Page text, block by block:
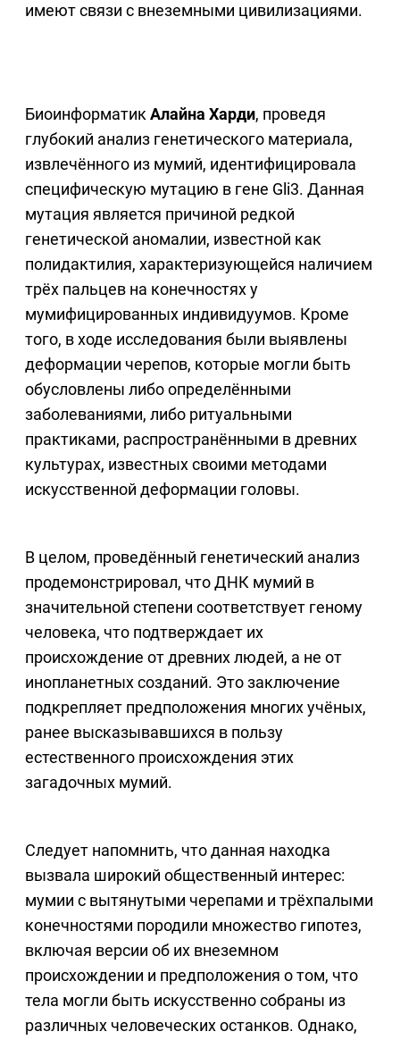
имеют связи с внеземными цивилизациями.
Биоинформатик Алайна Харди, проведя
глубокий анализ генетического материала,
извлечённого из мумий, идентифицировала
специфическую мутацию в гене Gli3. Данная
мутация является причиной редкой
генетической аномалии, известной как
полидактилия, характеризующейся наличием
трёх пальцев на конечностях у
мумифицированных индивидуумов. Кроме
того, в ходе исследования были выявлены
деформации черепов, которые могли быть
обусловлены либо определёнными
заболеваниями, либо ритуальными
практиками, распространёнными в древних
культурах, известных своими методами
искусственной деформации головы.
В целом, проведённый генетический анализ
продемонстрировал, что ДНК мумий в
значительной степени соответствует геному
человека, что подтверждает их
происхождение от древних людей, а не от
инопланетных созданий. Это заключение
подкрепляет предположения многих учёных,
ранее высказывавшихся в пользу
естественного происхождения этих
загадочных мумий.
Следует напомнить, что данная находка
вызвала широкий общественный интерес:
мумии с вытянутыми черепами и трёхпалыми
конечностями породили множество гипотез,
включая версии об их внеземном
происхождении и предположения о том, что
тела могли быть искусственно собраны из
различных человеческих останков. Однако,